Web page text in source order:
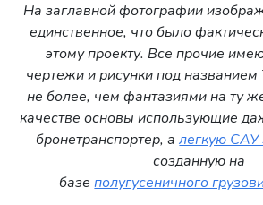
На заглавной фотографии
единственное, что было
этому проекту. Все прочие
чертежи и рисунки под
не более, чем фантазиями на ту
качестве основы использующие
бронетранспортер, алегкую
созданную на
базеполугусеничного